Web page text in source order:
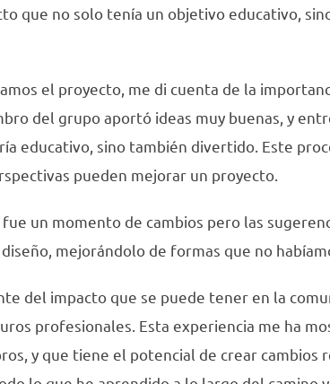
que no solo tenía un objetivo educativo,
el proyecto, me di cuenta de la
del grupo aportó ideas muy buenas, y
educativo, sino también divertido. Este
pueden mejorar un proyecto.
un momento de cambios pero las
mejorándolo de formas que no
del impacto que se puede tener en la
profesionales. Esta experiencia me ha
y que tiene el potencial de crear cambios